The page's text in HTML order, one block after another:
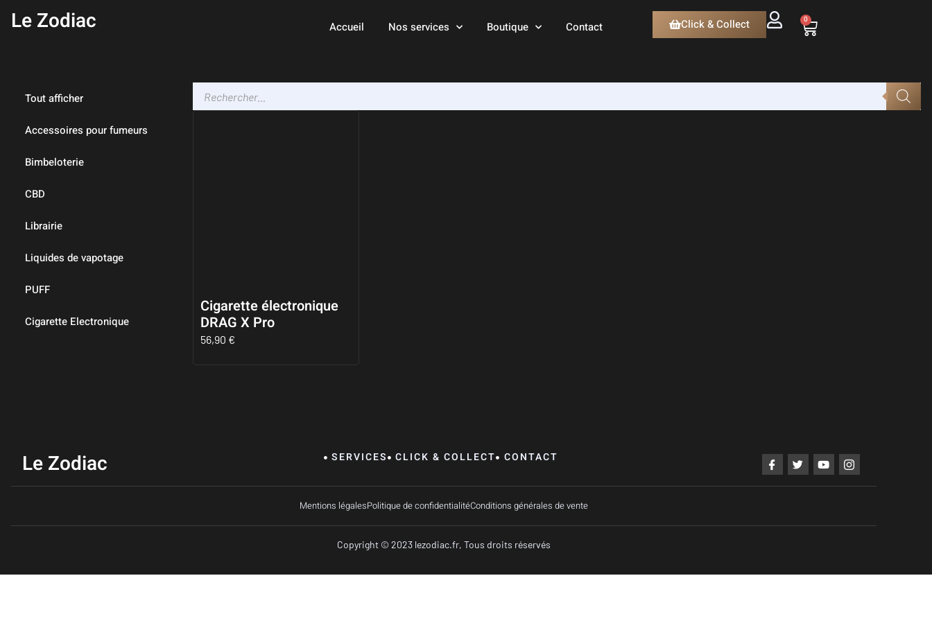
Le Zodiac Accueil Nos services Boutique Contact Click & Collect 0
Tout afficher
Accessoires pour fumeurs
Bimbeloterie
CBD
Librairie
Liquides de vapotage
PUFF
Cigarette Electronique
Cigarette électronique
DRAG X Pro
56,90 €
Le Zodiac SERVICES CLICK & COLLECT CONTACT
Mentions légalesPolitique de confidentialitéConditions générales de vente
Copyright © 2023 lezodiac.fr, Tous droits réservés